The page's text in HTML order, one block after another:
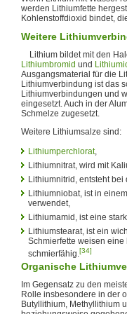
werden Lithiumfette
Kohlenstoffdioxid bindet,
Weitere
Lithium bildet mit den
Lithiumbromid und
Ausgangsmaterial für die
Lithiumverbindung ist das
Lithiumverbindungen und
eingesetzt. Auch in der
Schmelze zugesetzt.
Weitere Lithiumsalze sind:
Lithiumperchlorat,
Lithiumnitrat, wird mit
Lithiumnitrid, entsteht bei
Lithiumniobat, ist in
verwendet,
Lithiumamid, ist eine
Lithiumstearat, ist ein
Schmierfette weisen
schmierfähig. [34]
Organische
Im Gegensatz zu den
Rolle insbesondere in der
Butyllithium, Methyllithium